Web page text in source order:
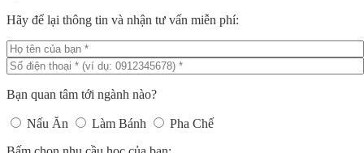
Hãy để lại thông tin và nhận tư vấn miễn phí:
Bạn quan tâm tới ngành nào?
Nấu Ăn Làm Bánh
Pha Chế